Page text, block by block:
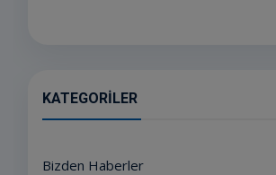
KATEGORILER
Bizden Haberler